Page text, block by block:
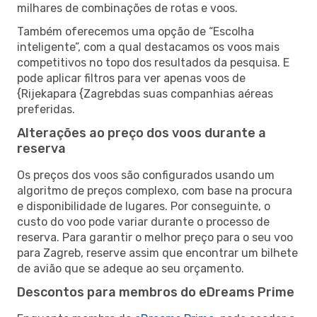
milhares de combinações de rotas e voos.
Também oferecemos uma opção de “Escolha
inteligente”, com a qual destacamos os voos mais
competitivos no topo dos resultados da pesquisa. E
pode aplicar filtros para ver apenas voos de
{Rijekapara {Zagrebdas suas companhias aéreas
preferidas.
Alterações ao preço dos voos durante a
reserva
Os preços dos voos são configurados usando um
algoritmo de preços complexo, com base na procura
e disponibilidade de lugares. Por conseguinte, o
custo do voo pode variar durante o processo de
reserva. Para garantir o melhor preço para o seu voo
para Zagreb, reserve assim que encontrar um bilhete
de avião que se adeque ao seu orçamento.
Descontos para membros do eDreams Prime